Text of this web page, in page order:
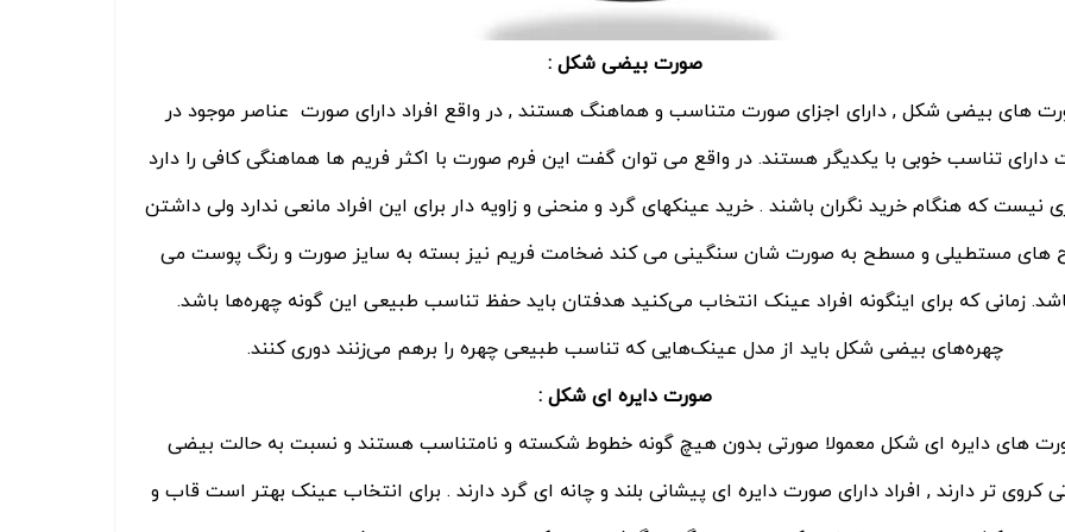
صورت بیضی شکل :
های بیضی شکل , دارای اجزای صورت متناسب و هماهنگ هستند , در واقع افراد دارای صورت عناصر موجود در
دارای تناسب خوبی با یکدیگر هستند. در واقع می توان گفت این فرم صورت با اکثر فریم ها هماهنگی کافی را دارد
نیست که هنگام خرید نگران باشند . خرید عینکهای گرد و منحنی و زاویه دار برای این افراد مانعی ندارد ولی داشتن
های مستطیلی و مسطح به صورت شان سنگینی می کند ضخامت فریم نیز بسته به سایز صورت و رنگ پوست می
زمانی که برای اینگونه افراد عینک انتخاب می‌کنید هدفتان باید حفظ تناسب طبیعی این گونه چهره‌ها باشد.
چهره‌های بیضی شکل باید از مدل عینک‌هایی که تناسب طبیعی چهره را برهم می‌زنند دوری کنند.
صورت دایره ای شکل :
های دایره ای شکل معمولا صورتی بدون هیچ گونه خطوط شکسته و نامتناسب هستند و نسبت به حالت بیضی
کروی تر دارند , افراد دارای صورت دایره ای پیشانی بلند و چانه ای گرد دارند . برای انتخاب عینک بهتر است قاب و